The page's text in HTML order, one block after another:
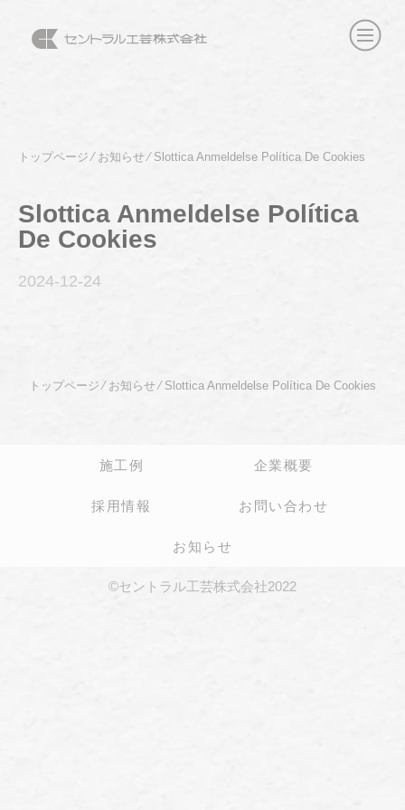
トップページ⁄ お知らせ⁄ Slottica Anmeldelse Política De Cookies
Slottica Anmeldelse Política
De Cookies
2024-12-24
トップページ ⁄ お知らせ⁄ Slottica Anmeldelse Política De Cookies
施工例 企業概要
採用情報 お問い合わせ
お知らせ
©セントラル工芸株式会社2022